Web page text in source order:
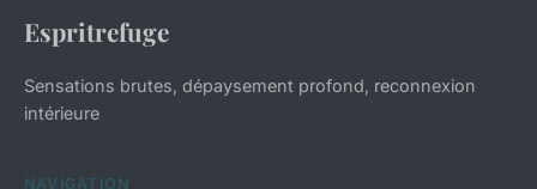
Espritrefuge
Sensations brutes, dépaysement profond, reconnexion
intérieure
NAVIGATION